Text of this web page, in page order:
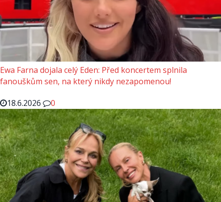
Ewa Farna dojala celý Eden: Před koncertem splnila
fanouškům sen, na který nikdy nezapomenou!
18.6.2026
0